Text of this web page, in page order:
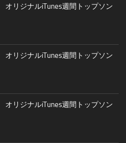
リジナルiTunes週間トップソン
リジナルiTunes週間トップソン
リジナルiTunes週間トップソン